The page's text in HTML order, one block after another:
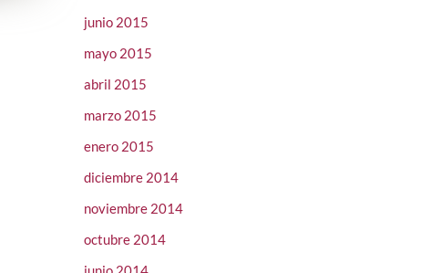
junio 2015
mayo 2015
abril 2015
marzo 2015
enero 2015
diciembre 2014
noviembre 2014
octubre 2014